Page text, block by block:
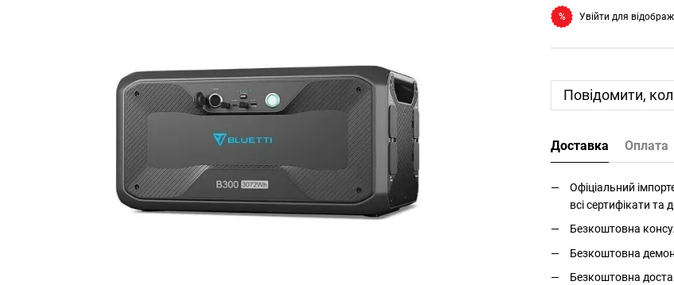
% Увійти для
Повідомити,
Доставка Оплата
Офіціальний
всі сертифікати та
Безкоштовна
Безкоштовна
Безкоштовна